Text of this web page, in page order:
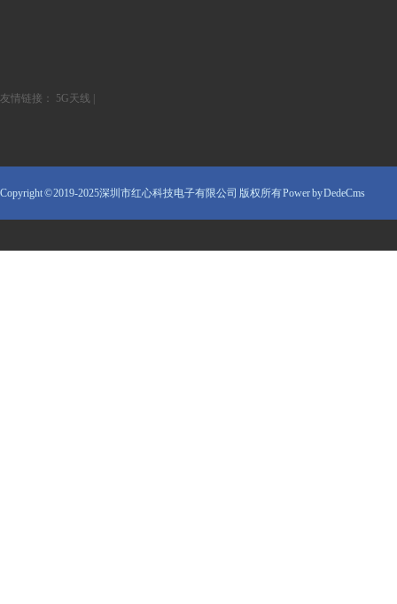
友情链接： 5G天线
Copyright © 2019-2025深圳市红心科技电子有限公司 版权所有Power by DedeCms